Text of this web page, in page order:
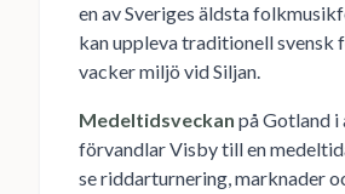
en av Sveriges äldsta
kan uppleva traditionell svensk
vacker miljö vid Siljan.
Medeltidsveckan på Gotland i
förvandlar Visby till en
se riddarturnering, marknader